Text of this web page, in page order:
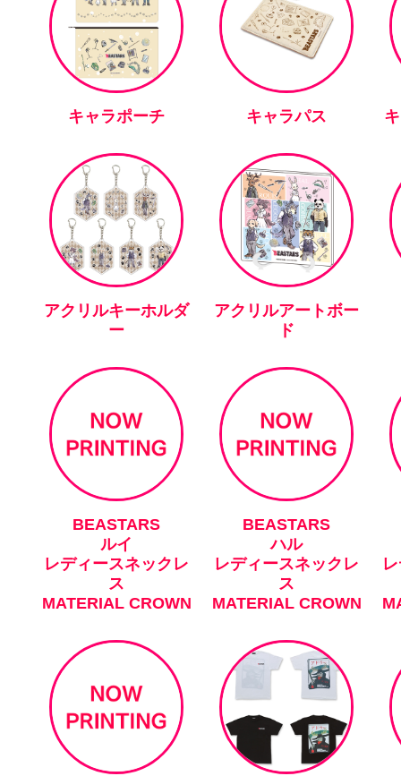
キャラポーチ キャラパス
アクリルキーホルダ
ー
アクリルアートボー
ド
BEASTARS
ルイ
レディースネックレ
ス
MATERIAL CROWN
BEASTARS
ハル
レディースネックレ
ス
MATERIAL CROWN